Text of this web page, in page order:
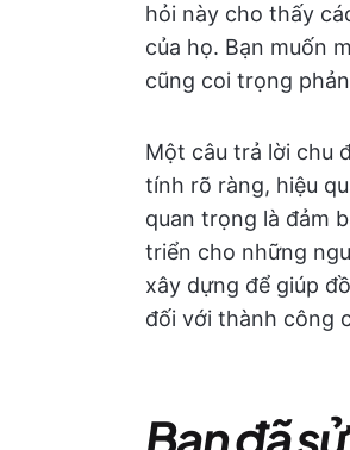
hỏi này cho thấy
của họ. Bạn muốn
cũng coi trọng
Một câu trả lời chu
tính rõ ràng, hiệu
quan trọng là đảm
triển cho những
xây dựng để giúp
đối với thành công
Bạn đã